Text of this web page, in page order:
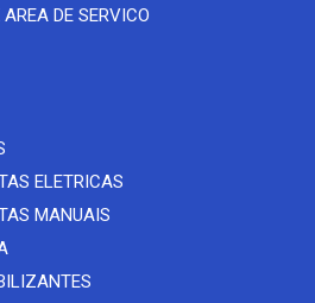
DE SERVICO
ELETRICAS
MANUAIS